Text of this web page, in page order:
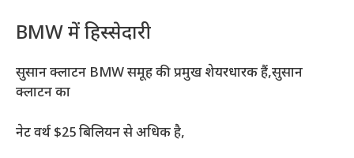
BMW में हिस्सेदारी
सुसान क्लाटन BMW समूह की प्रमुख शेयरधारक हैं,सुसान
क्लाटन का
नेट वर्थ $25 बिलियन से अधिक है,